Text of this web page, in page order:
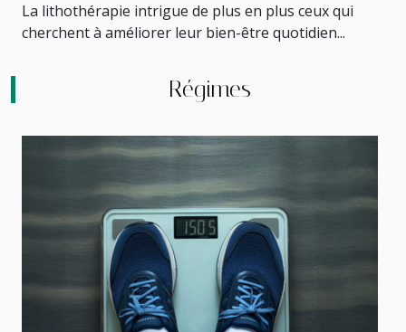
La lithothérapie intrigue de plus en plus ceux qui
cherchent à améliorer leur bien-être quotidien...
Régimes